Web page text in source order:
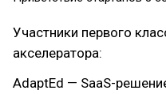
Участники первого
акселератора:
AdaptEd — SaaS-